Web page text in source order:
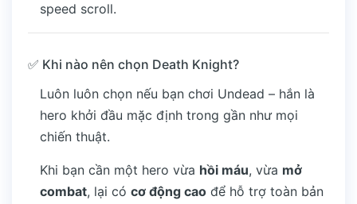
speed scroll.
✅ Khi nào nên chọn Death Knight?
Luôn luôn chọn nếu bạn chơi Undead – hắn là
hero khởi đầu mặc định trong gần như mọi
chiến thuật.
Khi bạn cần một hero vừa hồi máu, vừa mở
combat, lại có cơ động cao để hỗ trợ toàn bản